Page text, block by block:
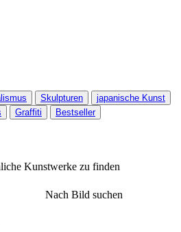
Skulpturen
japanische Kunst
Graffiti Bestseller
Kunstwerke zu finden
Nach Bild suchen